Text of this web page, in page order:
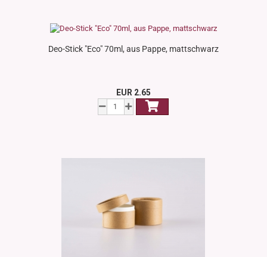
Deo-Stick "Eco" 70ml, aus Pappe, mattschwarz
EUR 2.65